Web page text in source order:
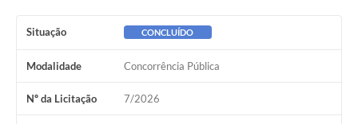
Sala do Empreendedor
Conselhos Municipais
Arquivo Histórico
Solicitação Obras
Situação CONCLUÍDO
Modalidade Concorrência Pública
Nº da Licitação 7/2026